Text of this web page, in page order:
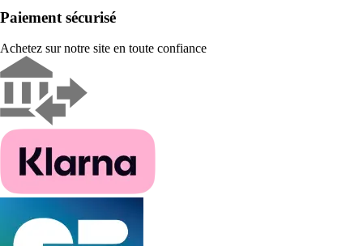
Paiement sécurisé
Achetez sur notre site en toute confiance